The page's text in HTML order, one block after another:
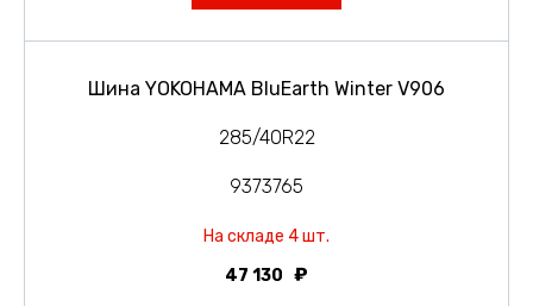
Шина YOKOHAMA BluEarth Winter V906
285/40R22
9373765
На складе 4 шт.
47 130